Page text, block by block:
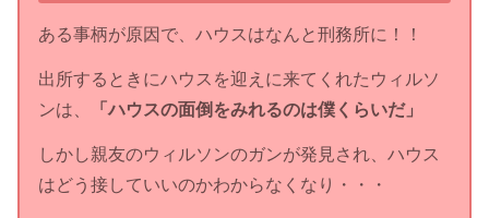
ある事柄が原因で、ハウスはなんと刑務所に！！
出所するときにハウスを迎えに来てくれたウィルソ
ンは、
「ハウスの面倒をみれるのは僕くらいだ」
しかし親友のウィルソンのガンが発見され、ハウス
はどう接していいのかわからなくなり・・・